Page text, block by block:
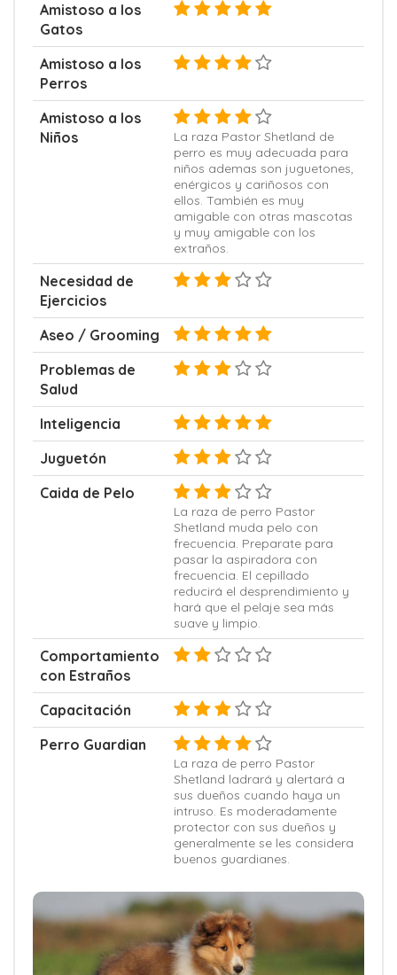
Amistoso a los
Gatos
Amistoso a los
Perros
Amistoso a los
Niños
La raza Pastor Shetland de
perro es muy adecuada para
niños ademas son juguetones,
enérgicos y cariñosos con
ellos. También es muy
amigable con otras mascotas
y muy amigable con los
extraños.
Necesidad de
Ejercicios
Aseo / Grooming
Problemas de
Salud
Inteligencia
Juguetón
Caida de Pelo
La raza de perro Pastor
Shetland muda pelo con
frecuencia. Preparate para
pasar la aspiradora con
frecuencia. El cepillado
reducirá el desprendimiento y
hará que el pelaje sea más
suave y limpio.
Comportamiento
con Estraños
Capacitación
Perro Guardian
La raza de perro Pastor
Shetland ladrará y alertará a
sus dueños cuando haya un
intruso. Es moderadamente
protector con sus dueños y
generalmente se les considera
buenos guardianes.